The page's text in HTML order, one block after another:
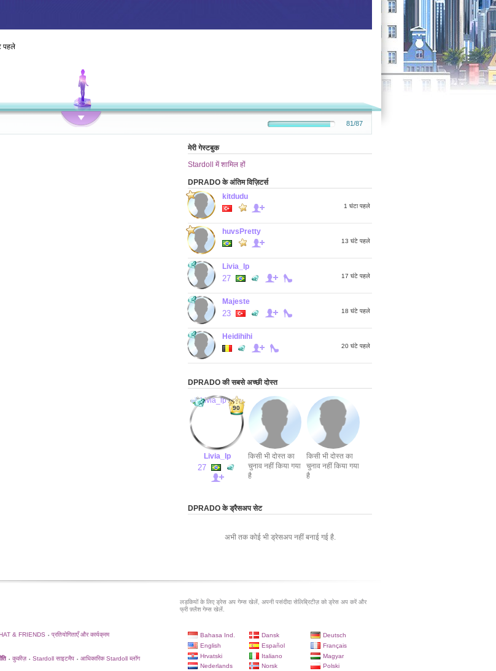
पहले
81/87
मेरी गेस्टबुक
Stardoll में शामिल हों
DPRADO के अंतिम विज़िटर्स
kitdudu
1 घंटा पहले
huvsPretty
13 घंटे पहले
Livia_lp
27 17 घंटे पहले
Majeste
23 18 घंटे पहले
Heidihihi
20 घंटे पहले
DPRADO की सबसे अच्छी दोस्त
90
Livia_lp
27
किसी भी दोस्त का
चुनाव नहीं किया गया
है
किसी भी दोस्त का
चुनाव नहीं किया गया
है
DPRADO के ड्रैसअप सेट
अभी तक कोई भी ड्रेसअप नहीं बनाई गई है.
लड़कियों के लिए ड्रेस अप गेम्स खेलें, अपनी पसंदीदा सेलिब्रिटीज़ को ड्रेस अप करें और
फ्री फ़्लैश गेम्स खेलें.
& FRIENDS • प्रतियोगिताएँ और कार्यक्रम
• कुकीज़ • Stardoll साइटमैप • आधिकारिक Stardoll ब्लॉग
Bahasa Ind. Dansk
Deutsch
English
Español
Français
Hrvatski
Italiano
Magyar
Nederlands
Norsk Polski